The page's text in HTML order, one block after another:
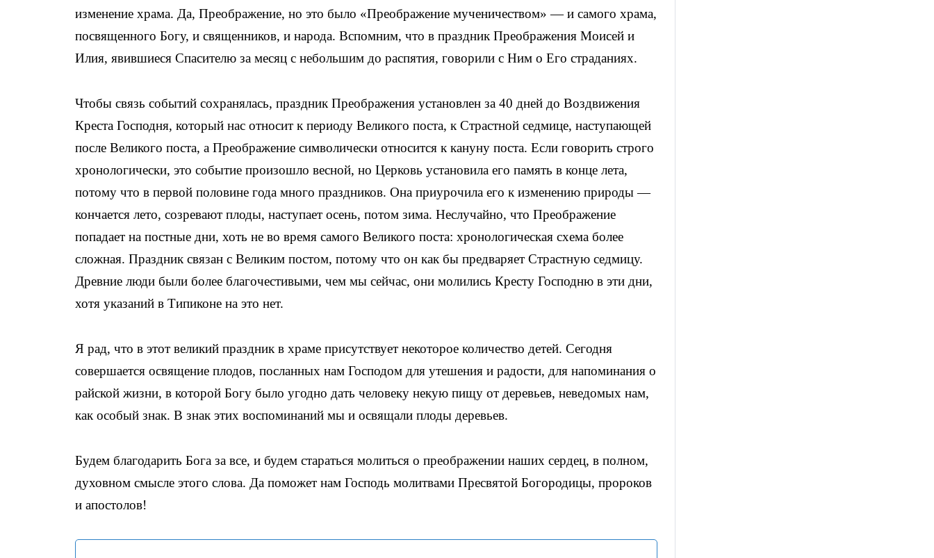
изменение храма. Да, Преображение, но это было «Преображение мученичеством» — и самого храма,
посвященного Богу, и священников, и народа. Вспомним, что в праздник Преображения Моисей и
Илия, явившиеся Спасителю за месяц с небольшим до распятия, говорили с Ним о Его страданиях.
Чтобы связь событий сохранялась, праздник Преображения установлен за 40 дней до Воздвижения
Креста Господня, который нас относит к периоду Великого поста, к Страстной седмице, наступающей
после Великого поста, а Преображение символически относится к кануну поста. Если говорить строго
хронологически, это событие произошло весной, но Церковь установила его память в конце лета,
потому что в первой половине года много праздников. Она приурочила его к изменению природы —
кончается лето, созревают плоды, наступает осень, потом зима. Неслучайно, что Преображение
попадает на постные дни, хоть не во время самого Великого поста: хронологическая схема более
сложная. Праздник связан с Великим постом, потому что он как бы предваряет Страстную седмицу.
Древние люди были более благочестивыми, чем мы сейчас, они молились Кресту Господню в эти дни,
хотя указаний в Типиконе на это нет.
Я рад, что в этот великий праздник в храме присутствует некоторое количество детей. Сегодня
совершается освящение плодов, посланных нам Господом для утешения и радости, для напоминания о
райской жизни, в которой Богу было угодно дать человеку некую пищу от деревьев, неведомых нам,
как особый знак. В знак этих воспоминаний мы и освящали плоды деревьев.
Будем благодарить Бога за все, и будем стараться молиться о преображении наших сердец, в полном,
духовном смысле этого слова. Да поможет нам Господь молитвами Пресвятой Богородицы, пророков
и апостолов!